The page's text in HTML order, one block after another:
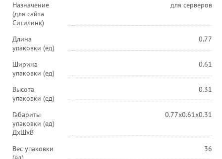
Назначение
(для сайта
Ситилинк)
для серверов
Длина
упаковки (ед)
0.77
Ширина
упаковки (ед)
0.61
Высота
упаковки (ед)
0.31
Габариты
упаковки (ед)
ДхШхВ
0.77x0.61x0.31
Вес упаковки
36